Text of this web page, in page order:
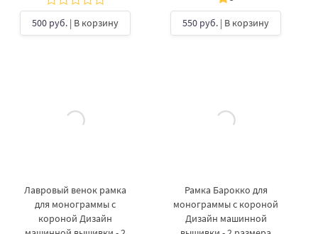
500 руб. | В корзину
550 руб. | В корзину
Лавровый венок рамка
для монограммы с
короной Дизайн
Рамка Барокко для
монограммы с короной
Дизайн машинной